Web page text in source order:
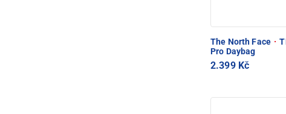
The North Face ·
Pro Daybag
2.399 Kč